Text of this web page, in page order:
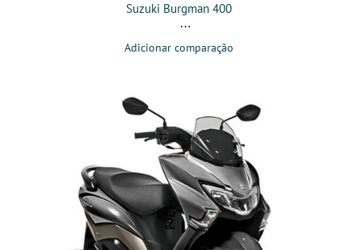
Suzuki Burgman 400
Adicionar comparação